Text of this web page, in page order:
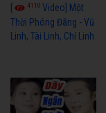
4110 Video] Một
Thời Phóng Đãng - Vũ
Linh, Tài Linh, Chí Linh